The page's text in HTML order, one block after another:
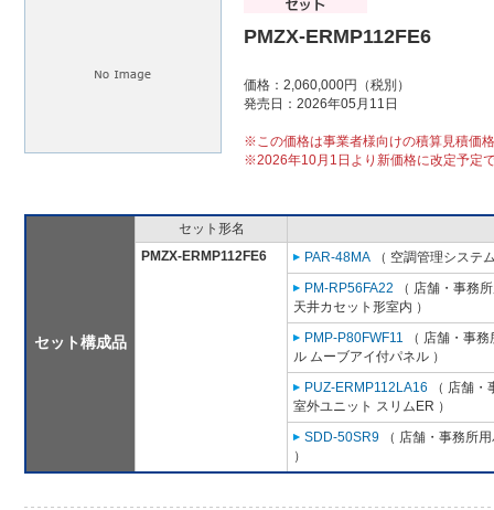
PMZX-ERMP112FE6
価格：2,060,000円（税別）
発売日：2026年05月11日
※この価格は事業者様向けの積算見積価
※2026年10月1日より新価格に改定予定
セット構成品
セット形名
PMZX-ERMP112FE6
PAR-48MA （ 空調管理システ
PM-RP56FA22 （ 店舗・事務
天井カセット形室内 ）
PMP-P80FWF11 （ 店舗・事
ル ムーブアイ付パネル ）
PUZ-ERMP112LA16 （ 店舗
室外ユニット スリムER ）
SDD-50SR9 （ 店舗・事務所
）